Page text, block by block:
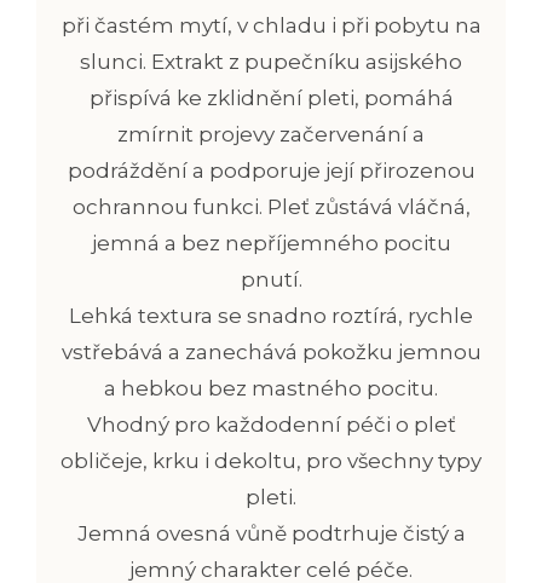
při častém mytí, v chladu i při pobytu na
slunci. Extrakt z pupečníku asijského
přispívá ke zklidnění pleti, pomáhá
zmírnit projevy začervenání a
podráždění a podporuje její přirozenou
ochrannou funkci. Pleť zůstává vláčná,
jemná a bez nepříjemného pocitu
pnutí.
Lehká textura se snadno roztírá, rychle
vstřebává a zanechává pokožku jemnou
a hebkou bez mastného pocitu.
Vhodný pro každodenní péči o pleť
obličeje, krku i dekoltu, pro všechny typy
pleti.
Jemná ovesná vůně podtrhuje čistý a
jemný charakter celé péče.